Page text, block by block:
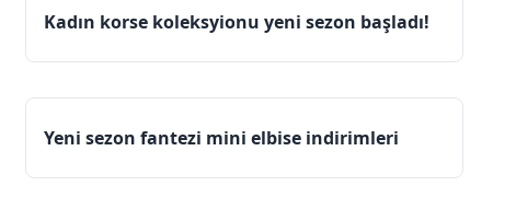
Kadın korse koleksyionu yeni sezon başladı!
Yeni sezon fantezi mini elbise indirimleri